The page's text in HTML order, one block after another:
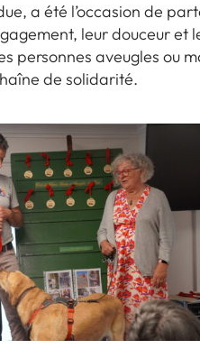
a été l’occasion de
leur douceur et
personnes aveugles ou
de solidarité.